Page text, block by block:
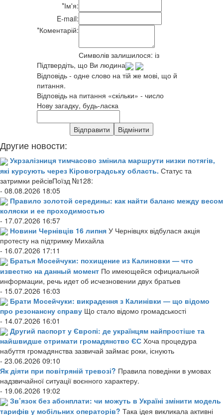
*Ім'я:
E-mail:
*Коментарій:
Символів залишилося: із
Підтвердіть, що Ви людина
Відповідь - одне слово на тій же мові, що й
питання.
Відповідь на питання «скільки» - число
Нову загадку, будь-ласка
Другие новости:
Укрзалізниця тимчасово змінила маршрути низки потягів,
які курсують через Кіровоградську область. Статус та
затримки рейсівПоїзд №128:
- 08.08.2026 18:05
Правило золотой середины: как найти баланс между весом
коляски и ее проходимостью
- 17.07.2026 16:57
Новини Чернівців 16 липня У Чернівцях відбулася акція
протесту на підтримку Михайла
- 16.07.2026 17:11
Братья Мосейчуки: похищение из Калиновки — что
известно на данный момент По имеющейся официальной
информации, речь идет об исчезновении двух братьев
- 15.07.2026 16:03
Брати Мосейчуки: викрадення з Калинівки — що відомо
про резонансну справу Що стало відомо громадськості
- 14.07.2026 16:01
Другий паспорт у Європі: де українцям найпростіше та
найшвидше отримати громадянство ЄС Хоча процедура
набуття громадянства зазвичай займає роки, існують
- 23.06.2026 09:10
Як діяти при повітряній тревозі? Правила поведінки в умовах
надзвичайної ситуації воєнного характеру.
- 19.06.2026 19:02
Зв’язок без абонплати: чи можуть в Україні змінити модель
тарифів у мобільних операторів? Така ідея викликала активні